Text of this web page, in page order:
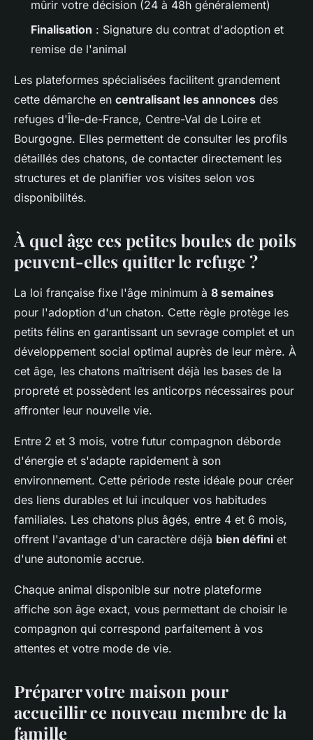
mûrir votre décision (24 à 48h généralement)
Finalisation : Signature du contrat d'adoption et
remise de l'animal
Les plateformes spécialisées facilitent grandement
cette démarche en centralisant les annonces des
refuges d'Île-de-France, Centre-Val de Loire et
Bourgogne. Elles permettent de consulter les profils
détaillés des chatons, de contacter directement les
structures et de planifier vos visites selon vos
disponibilités.
À quel âge ces petites boules de poils
peuvent-elles quitter le refuge ?
La loi française fixe l'âge minimum à 8 semaines
pour l'adoption d'un chaton. Cette règle protège les
petits félins en garantissant un sevrage complet et un
développement social optimal auprès de leur mère. À
cet âge, les chatons maîtrisent déjà les bases de la
propreté et possèdent les anticorps nécessaires pour
affronter leur nouvelle vie.
Entre 2 et 3 mois, votre futur compagnon déborde
d'énergie et s'adapte rapidement à son
environnement. Cette période reste idéale pour créer
des liens durables et lui inculquer vos habitudes
familiales. Les chatons plus âgés, entre 4 et 6 mois,
offrent l'avantage d'un caractère déjà bien défini et
d'une autonomie accrue.
Chaque animal disponible sur notre plateforme
affiche son âge exact, vous permettant de choisir le
compagnon qui correspond parfaitement à vos
attentes et votre mode de vie.
Préparer votre maison pour
accueillir ce nouveau membre de la
famille